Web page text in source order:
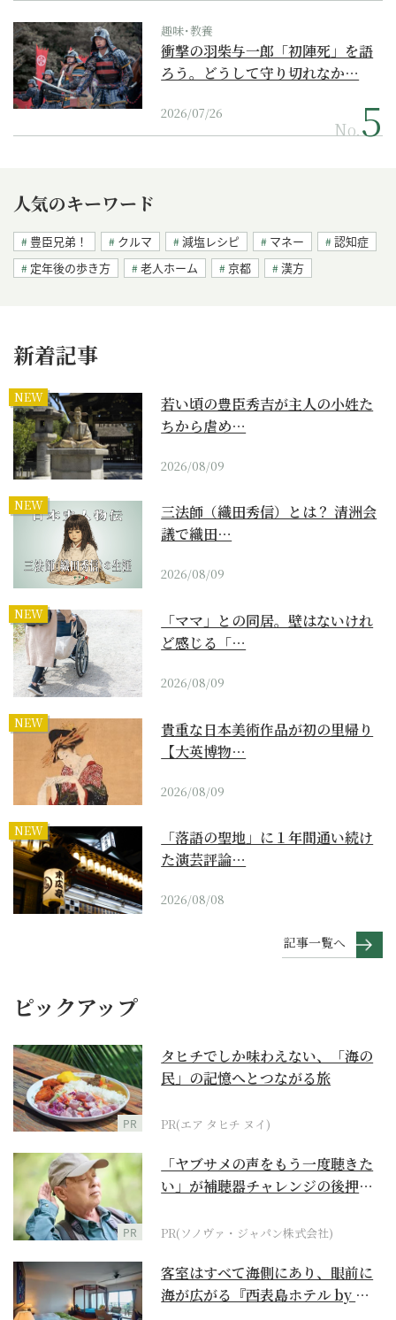
趣味･教養
衝撃の羽柴与一郎「初陣死」を語
ろう。どうして守り切れなか…
2026/07/26
No.
人気のキーワード
豊臣兄弟！ クルマ 減塩レシピ マネー
認知症
定年後の歩き方
老人ホーム 京都 漢方
新着記事
NEW
若い頃の豊臣秀吉が主人の小姓た
ちから虐め…
2026/08/09
NEW
三法師（織田秀信）とは？ 清洲会
議で織田…
2026/08/09
NEW
「ママ」との同居。壁はないけれ
ど感じる「…
2026/08/09
NEW
貴重な日本美術作品が初の里帰り
【大英博物…
2026/08/09
NEW
「落語の聖地」に１年間通い続け
た演芸評論…
2026/08/08
記事一覧へ
ピックアップ
PR
タヒチでしか味わえない、「海の
民」の記憶へとつながる旅
PR(エア タヒチ ヌイ)
PR
「ヤブサメの声をもう一度聴きた
い」が補聴器チャレンジの後押し
PR(ソノヴァ・ジャパン株式会社)
客室はすべて海側にあり、眼前に
海が広がる『西表島ホテル by 星